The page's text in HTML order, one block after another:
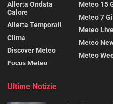
Allerta Ondata
Calore
Allerta Temporali
Clima
Discover Meteo
Focus Meteo
Meteo 15
Meteo 7
Meteo Live
Meteo
Meteo
Ultime Notizie